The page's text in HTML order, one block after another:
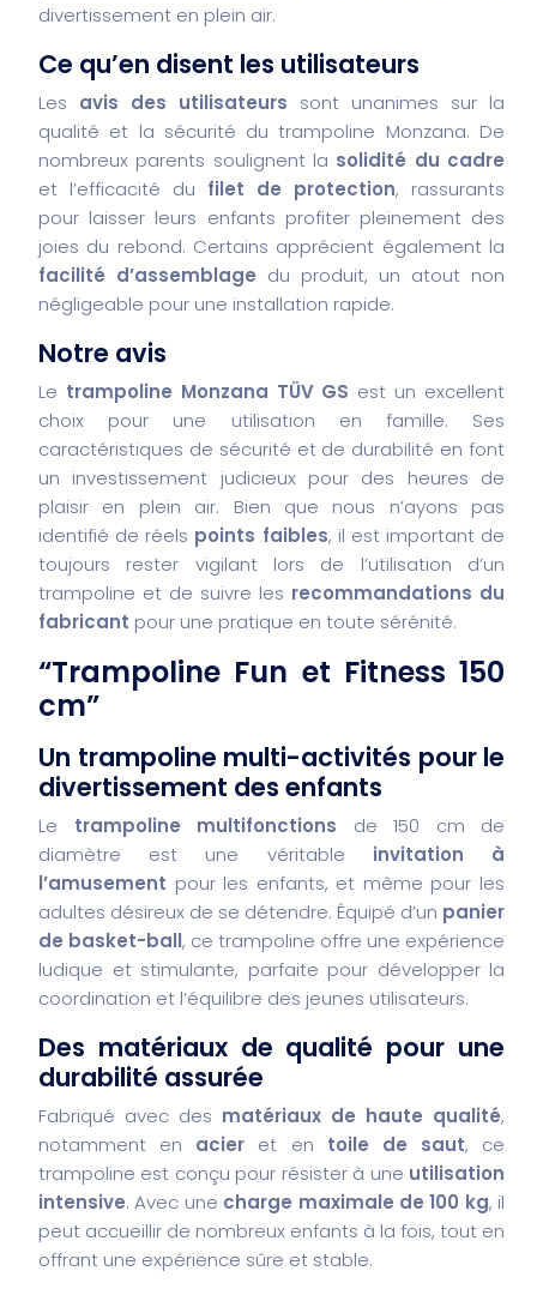
divertissement en plein air.
Ce qu’en disent les utilisateurs
Les avis des utilisateurs sont unanimes sur la
qualité et la sécurité du trampoline Monzana. De
nombreux parents soulignent la solidité du cadre
et l’efficacité du filet de protection, rassurants
pour laisser leurs enfants profiter pleinement des
joies du rebond. Certains apprécient également la
facilité d’assemblage du produit, un atout non
négligeable pour une installation rapide.
Notre avis
Le trampoline Monzana TÜV GS est un excellent
choix pour une utilisation en famille. Ses
caractéristiques de sécurité et de durabilité en font
un investissement judicieux pour des heures de
plaisir en plein air. Bien que nous n’ayons pas
identifié de réels points faibles, il est important de
toujours rester vigilant lors de l’utilisation d’un
trampoline et de suivre les recommandations du
fabricant pour une pratique en toute sérénité.
“Trampoline Fun et Fitness 150
cm”
Un trampoline multi-activités pour le
divertissement des enfants
Le trampoline multifonctions de 150 cm de
diamètre est une véritable invitation à
l’amusement pour les enfants, et même pour les
adultes désireux de se détendre. Équipé d’un panier
de basket-ball, ce trampoline offre une expérience
ludique et stimulante, parfaite pour développer la
coordination et l’équilibre des jeunes utilisateurs.
Des matériaux de qualité pour une
durabilité assurée
Fabriqué avec des matériaux de haute qualité,
notamment en acier et en toile de saut, ce
trampoline est conçu pour résister à une utilisation
intensive. Avec une charge maximale de 100 kg, il
peut accueillir de nombreux enfants à la fois, tout en
offrant une expérience sûre et stable.